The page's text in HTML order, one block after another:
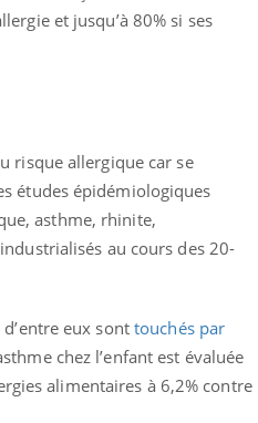
et jusqu’à 80% si ses
risque allergique car se
études épidémiologiques
asthme, rhinite,
au cours des 20-
eux sont touchés par
chez l’enfant est évaluée
alimentaires à 6,2% contre